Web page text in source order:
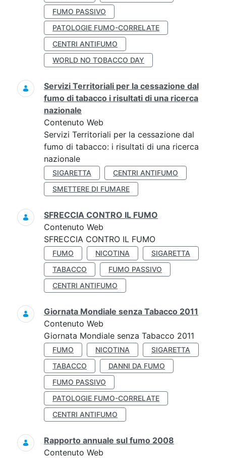
FUMO PASSIVO
PATOLOGIE FUMO-CORRELATE
CENTRI ANTIFUMO
WORLD NO TOBACCO DAY
Servizi Territoriali per la cessazione dal
fumo di tabacco i risultati di una ricerca
nazionale
Contenuto Web
Servizi Territoriali per la cessazione dal
fumo di tabacco: i risultati di una ricerca
nazionale
SIGARETTA
CENTRI ANTIFUMO
SMETTERE DI FUMARE
SFRECCIA CONTRO IL FUMO
Contenuto Web
SFRECCIA CONTRO IL FUMO
FUMO NICOTINA
SIGARETTA
TABACCO
FUMO PASSIVO
CENTRI ANTIFUMO
Giornata Mondiale senza Tabacco 2011
Contenuto Web
Giornata Mondiale senza Tabacco 2011
FUMO NICOTINA
SIGARETTA
TABACCO
DANNI DA FUMO
FUMO PASSIVO
PATOLOGIE FUMO-CORRELATE
CENTRI ANTIFUMO
Rapporto annuale sul fumo 2008
Contenuto Web